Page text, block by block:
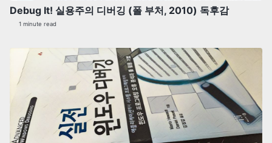
Debug It! 실용주의 디버깅 (폴 부처, 2010) 독후감
1 minute read